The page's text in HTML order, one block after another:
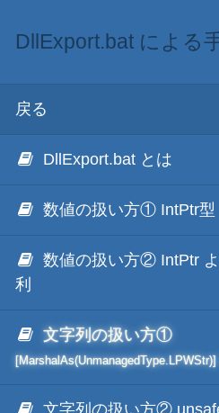
目次
テキスト AI
.NET・言語
.NET via C#
.NET via C# as
.NET via V8 ES6
.NET via
.NET via C# like
戻る
Native AOT による手
DllExport.bat による
戻る
DllExport.bat とは
数値の扱い方① IntPtr型
数値の扱い方② IntPtr
利
文字列の扱い方①
[MarshalAs(UnmanagedType.LPWStr)]
文字列の扱い方②
軽量・言語